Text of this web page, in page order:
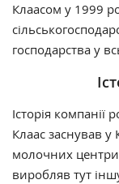
Клаасом у 1999
господарства у
Історія
Клаас заснував
молочних
виробляв тут